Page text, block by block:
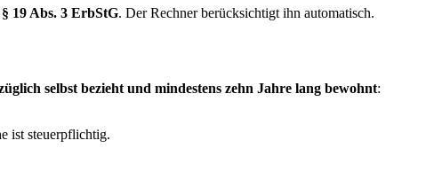
19 Abs. 3 ErbStG. Der Rechner berücksichtigt ihn automatisch.
selbst bezieht und mindestens zehn Jahre lang bewohnt:
ist steuerpflichtig.